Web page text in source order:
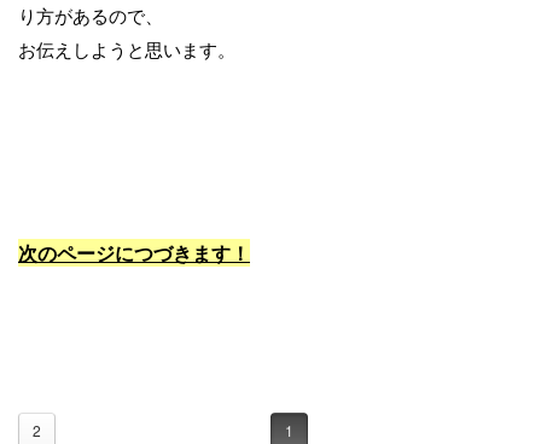
り方があるので、
お伝えしようと思います。
次のページにつづきます！
1
2